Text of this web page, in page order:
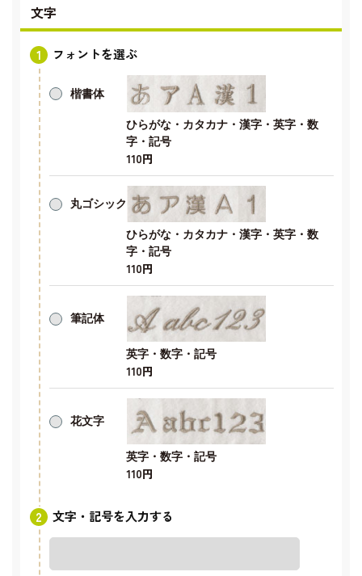
文字
フォントを選ぶ
楷書体
ひらがな・カタカナ・漢字・英字・数
字・記号
110円
丸ゴシック
ひらがな・カタカナ・漢字・英字・数
字・記号
110円
筆記体
英字・数字・記号
110円
花文字
英字・数字・記号
110円
文字・記号を入力する